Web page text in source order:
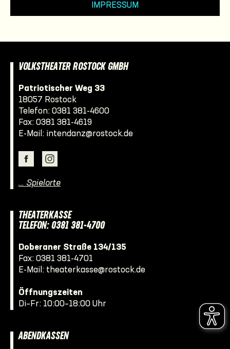
IMPRESSUM
VOLKSTHEATER ROSTOCK GMBH
Patriotischer Weg 33
18057 Rostock
Telefon: 0381 381-4600
Fax: 0381 381-4619
E-Mail: intendanz@rostock.de
… Spielorte
THEATERKASSE
TELEFON: 0381 381-4700
Doberaner Straße 134/135
Fax: 0381 381-4701
E-Mail: theaterkasse@rostock.de
Öffnungszeiten
Di–Fr: 10:00–18:00 Uhr
ABENDKASSEN